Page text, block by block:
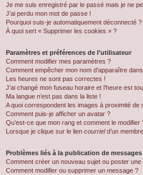
Je me suis enregistré par le passé mais je ne
J’ai perdu mon mot de passe !
Pourquoi suis-je automatiquement déconnecté ?
À quoi sert « Supprimer les cookies » ?
Paramètres et préférences de l’utilisateur
Comment modifier mes paramètres ?
Comment empêcher mon nom d’apparaître
Les heures ne sont pas correctes !
J’ai changé mon fuseau horaire et l’heure est
Ma langue n’est pas dans la liste !
A quoi correspondent les images à proximité de
Comment puis-je afficher un avatar ?
Qu’est-ce que mon rang et comment le modifier
Lorsque je clique sur le lien courrield’un
Problèmes liés à la publication de messages
Comment créer un nouveau sujet ou poster une
Comment modifier ou supprimer un message ?